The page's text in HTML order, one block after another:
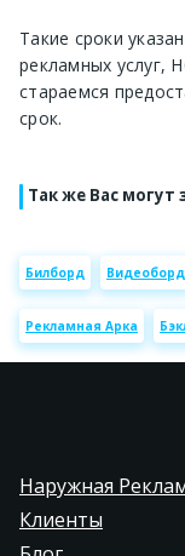
Такие сроки
рекламных услуг,
стараемся
срок.
Так же Вас могут
Билборд Видеоборд
Рекламная Арка
Наружная
Клиенты